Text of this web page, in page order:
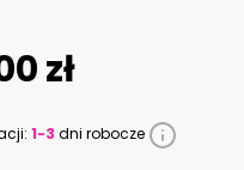
zł
1-3 dni robocze